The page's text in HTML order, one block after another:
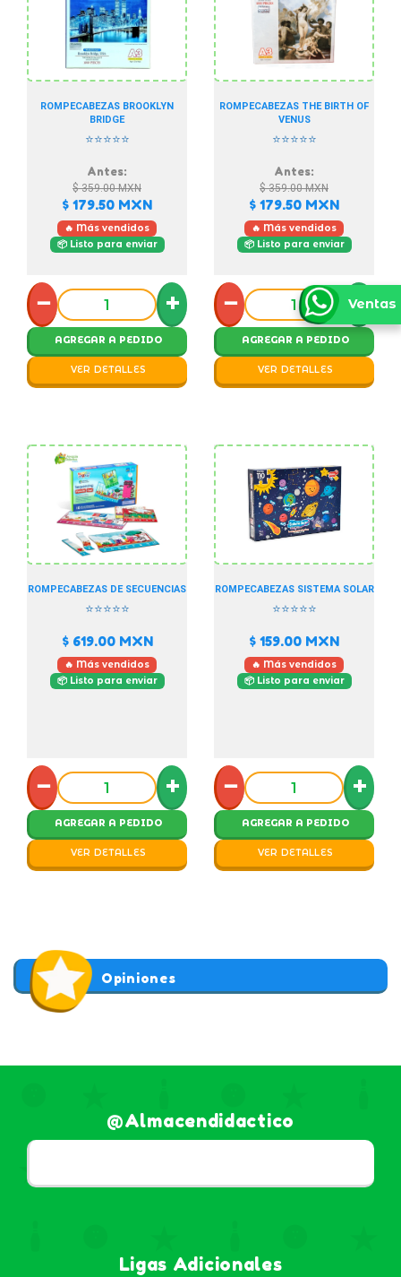
ROMPECABEZAS BROOKLYN
BRIDGE
⭐⭐⭐⭐⭐
Antes:
$ 359.00MXN
$ 179.50 MXN
🔥 Más vendidos
📦 Listo para enviar
− +
AGREGAR A PEDIDO
VER DETALLES
ROMPECABEZAS THE BIRTH OF
VENUS
⭐⭐⭐⭐⭐
Antes:
$ 359.00MXN
$ 179.50 MXN
🔥 Más vendidos
📦 Listo para enviar
− +
AGREGAR A PEDIDO
VER DETALLES
ROMPECABEZAS DE SECUENCIAS
⭐⭐⭐⭐⭐
$ 619.00MXN
🔥 Más vendidos
📦 Listo para enviar
− +
AGREGAR A PEDIDO
VER DETALLES
ROMPECABEZAS SISTEMA SOLAR
⭐⭐⭐⭐⭐
$ 159.00 MXN
🔥 Más vendidos
📦 Listo para enviar
− +
AGREGAR A PEDIDO
VER DETALLES
Opiniones
@almacendidactico
Ligas Adicionales
Ventas